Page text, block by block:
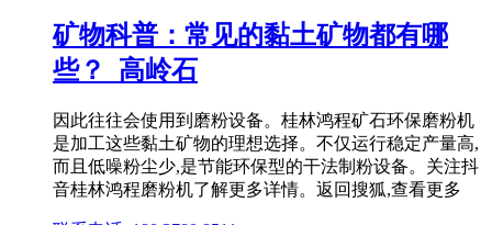
矿物科普：常见的黏土矿物都有哪
些？_高岭石
因此往往会使用到磨粉设备。桂林鸿程矿石环保磨粉机
是加工这些黏土矿物的理想选择。不仅运行稳定产量高,
而且低噪粉尘少,是节能环保型的干法制粉设备。关注抖
音桂林鸿程磨粉机了解更多详情。返回搜狐,查看更多